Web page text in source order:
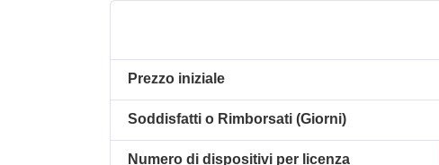
Prezzo iniziale
Soddisfatti o Rimborsati (Giorni)
Numero di dispositivi per licenza